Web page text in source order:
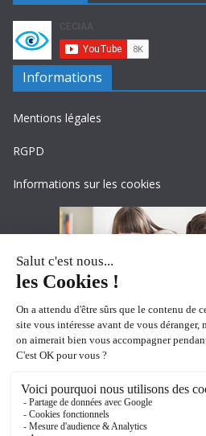
Informations
Mentions légales
RGPD
Informations sur les cookies